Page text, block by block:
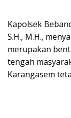
​Kapolsek
S.H., M.H.,
merupakan
tengah
Karangasem